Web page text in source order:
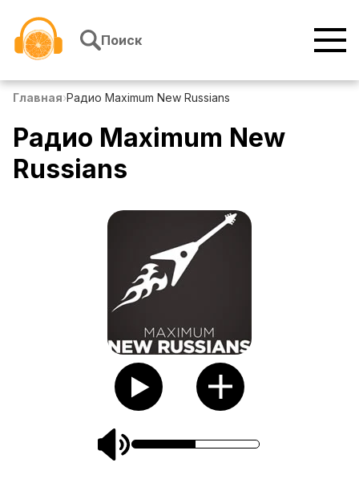
Поиск
Главная›Радио Maximum New Russians
Радио Maximum New
Russians